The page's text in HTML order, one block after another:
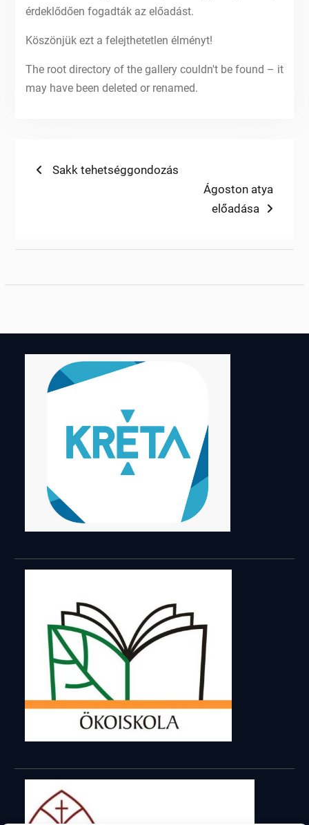
érdeklődően fogadták az előadást.
Köszönjük ezt a felejthetetlen élményt!
The root directory of the gallery couldn't be found – it
may have been deleted or renamed.
Bejegyzés
Previous
Sakk tehetséggondozás
Next
post:
Ágoston atya
előadása